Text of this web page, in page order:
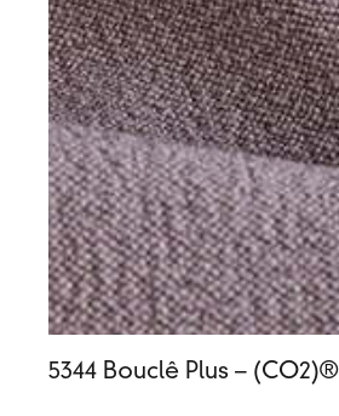
5344 Bouclê Plus – (CO2)®